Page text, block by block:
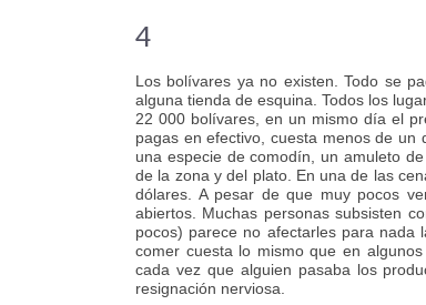
4
Los bolívares ya no existen. Todo se
alguna tienda de esquina. Todos los
22 000 bolívares, en un mismo día el
pagas en efectivo, cuesta menos de un
una especie de comodín, un amuleto
de la zona y del plato. En una de las
dólares. A pesar de que muy pocos
abiertos. Muchas personas subsisten
pocos) parece no afectarles para
comer cuesta lo mismo que en
cada vez que alguien pasaba los
resignación nerviosa.